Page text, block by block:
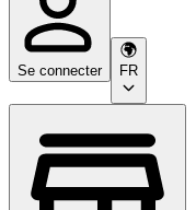
Se connecter FR